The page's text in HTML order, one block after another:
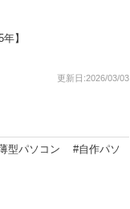
】
更新日:2026/03/03
型パソコン
#自作パソ